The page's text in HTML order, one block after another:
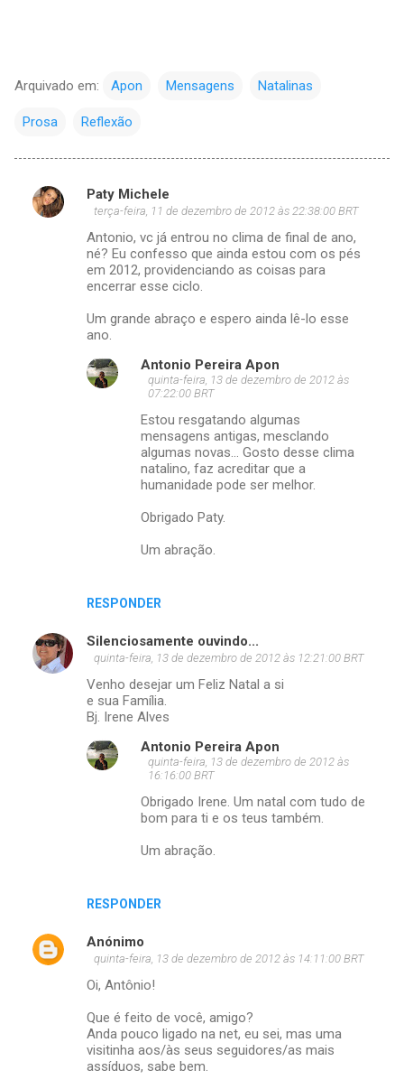
Arquivado em: Apon Mensagens Natalinas
Prosa Reflexão
C
Paty Michele
terça-feira, 11 de dezembro de 2012 às 22:38:00 BRT
Antonio, vc já entrou no clima de final de ano,
né? Eu confesso que ainda estou com os pés
em 2012, providenciando as coisas para
encerrar esse ciclo.
Um grande abraço e espero ainda lê-lo esse
ano.
RESPONDER
Antonio Pereira Apon
quinta-feira, 13 de dezembro de 2012 às
07:22:00 BRT
Estou resgatando algumas
mensagens antigas, mesclando
algumas novas... Gosto desse clima
natalino, faz acreditar que a
humanidade pode ser melhor.
Obrigado Paty.
Um abração.
Silenciosamente ouvindo...
quinta-feira, 13 de dezembro de 2012 às 12:21:00 BRT
Venho desejar um Feliz Natal a si
e sua Família.
Bj. Irene Alves
RESPONDER
Antonio Pereira Apon
quinta-feira, 13 de dezembro de 2012 às
16:16:00 BRT
Obrigado Irene. Um natal com tudo de
bom para ti e os teus também.
Um abração.
Anónimo
quinta-feira, 13 de dezembro de 2012 às 14:11:00 BRT
Oi, Antônio!
Que é feito de você, amigo?
Anda pouco ligado na net, eu sei, mas uma
visitinha aos/às seus seguidores/as mais
assíduos, sabe bem.